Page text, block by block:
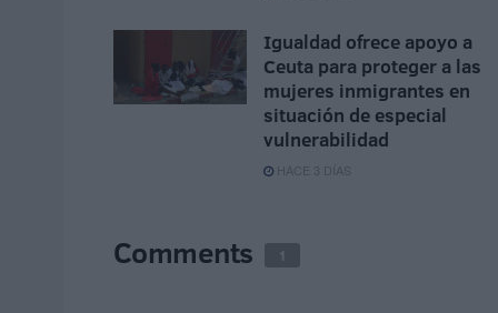
Igualdad ofrece apoyo a
Ceuta para proteger a las
mujeres inmigrantes en
situación de especial
vulnerabilidad
HACE 3 DÍAS
Comments 1